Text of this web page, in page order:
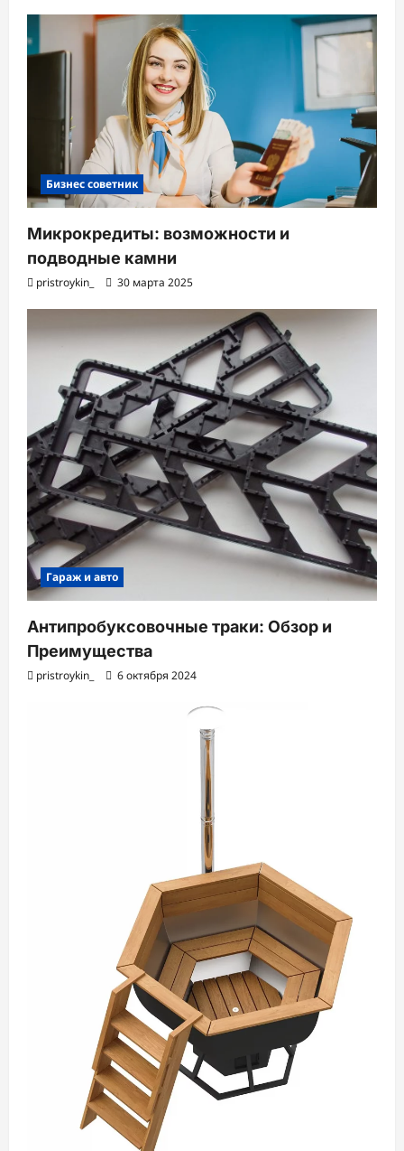
Бизнес советник
Микрокредиты: возможности и
подводные камни
pristroykin_ 30 марта 2025
Гараж и авто
Антипробуксовочные траки: Обзор и
Преимущества
pristroykin_ 6 октября 2024